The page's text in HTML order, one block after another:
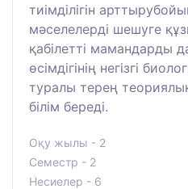
тиімділігін
мәселелерді шешуге
қабілетті мамандарды
өсімдігінің негізгі
туралы терең
білім береді.
Оқу жылы - 2
Семестр - 2
Несиелер - 6